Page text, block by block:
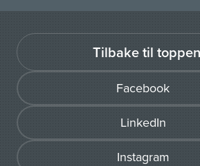
Facebook
LinkedIn
Instagram
Tilbake til toppen